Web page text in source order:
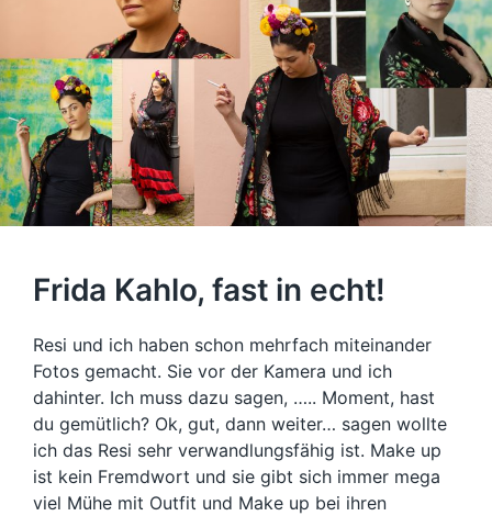
Frida Kahlo, fast in echt!
Resi und ich haben schon mehrfach miteinander
Fotos gemacht. Sie vor der Kamera und ich
dahinter. Ich muss dazu sagen, ….. Moment, hast
du gemütlich? Ok, gut, dann weiter… sagen wollte
ich das Resi sehr verwandlungsfähig ist. Make up
ist kein Fremdwort und sie gibt sich immer mega
viel Mühe mit Outfit und Make up bei ihren